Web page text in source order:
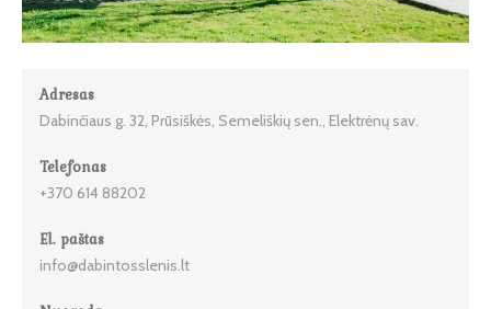
Adresas
Dabinčiaus g. 32, Prūsiškės, Semeliškių sen., Elektrėnų sav.
Telefonas
+370 614 88202
El. paštas
info@dabintosslenis.lt